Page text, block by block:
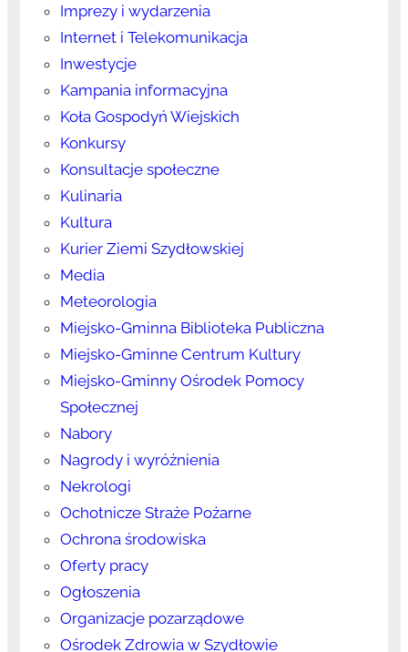
Imprezy i wydarzenia
Internet i Telekomunikacja
Inwestycje
Kampania informacyjna
Koła Gospodyń Wiejskich
Konkursy
Konsultacje społeczne
Kulinaria
Kultura
Kurier Ziemi Szydłowskiej
Media
Meteorologia
Miejsko-Gminna Biblioteka Publiczna
Miejsko-Gminne Centrum Kultury
Miejsko-Gminny Ośrodek Pomocy
Społecznej
Nabory
Nagrody i wyróżnienia
Nekrologi
Ochotnicze Straże Pożarne
Ochrona środowiska
Oferty pracy
Ogłoszenia
Organizacje pozarządowe
Ośrodek Zdrowia w Szydłowie